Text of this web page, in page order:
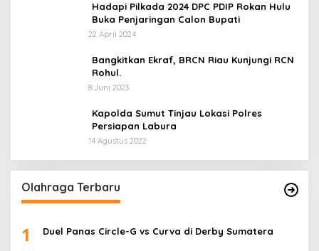
Hadapi Pilkada 2024 DPC PDIP Rokan Hulu
Buka Penjaringan Calon Bupati
22 April 2024
Bangkitkan Ekraf, BRCN Riau Kunjungi RCN
Rohul.
8 Juni 2023
Kapolda Sumut Tinjau Lokasi Polres
Persiapan Labura
14 Agustus 2022
Olahraga Terbaru
1 Duel Panas Circle-G vs Curva di Derby Sumatera